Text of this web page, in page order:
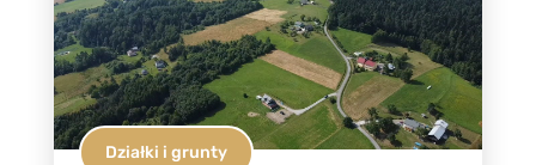
Działki i grunty